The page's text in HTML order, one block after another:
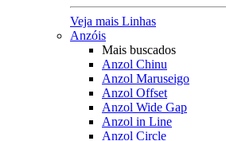
Veja mais Linhas
Anzóis
Mais buscados
Anzol Chinu
Anzol Maruseigo
Anzol Offset
Anzol Wide Gap
Anzol in Line
Anzol Circle